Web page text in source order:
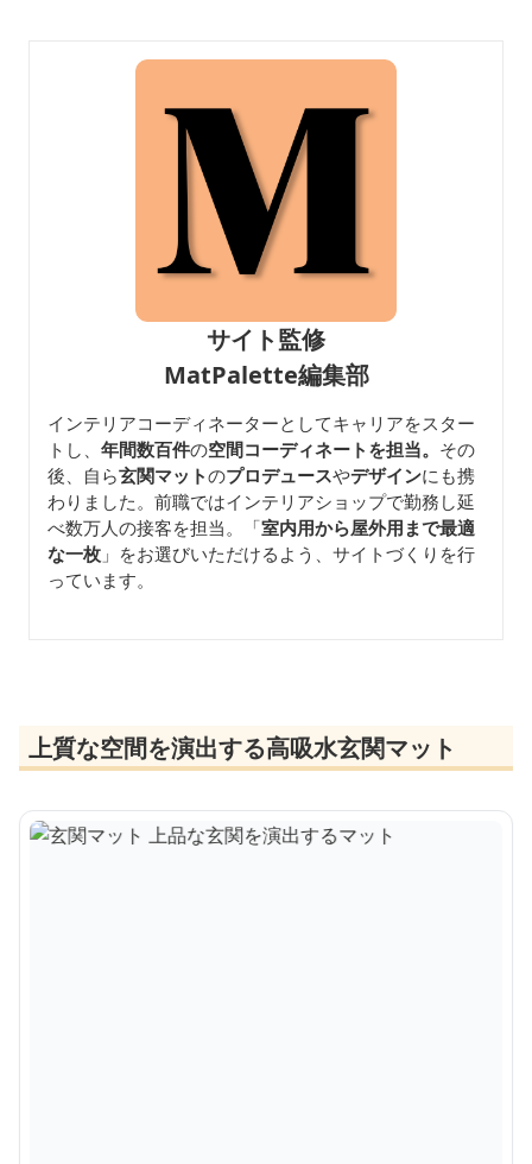
サイト監修
MatPalette編集部
インテリアコーディネーターとしてキャリアをスター
トし、 年間数百件の空間コーディネートを担当。 その
後、自ら玄関マットのプロデュースやデザインにも携
わりました。前職ではインテリアショップで勤務し延
べ数万人の接客を担当。「室内用から屋外用まで最適
な一枚 」をお選びいただけるよう、サイトづくりを行
っています。
上質な空間を演出する高吸水玄関マット